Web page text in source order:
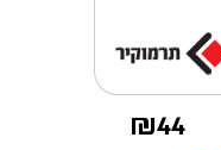
₪44